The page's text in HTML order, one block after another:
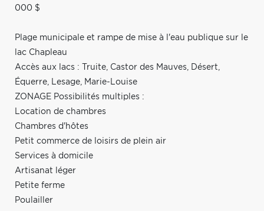
000 $
Plage municipale et rampe de mise à l'eau publique sur le
lac Chapleau
Accès aux lacs : Truite, Castor des Mauves, Désert,
Équerre, Lesage, Marie-Louise
ZONAGE Possibilités multiples :
Location de chambres
Chambres d'hôtes
Petit commerce de loisirs de plein air
Services à domicile
Artisanat léger
Petite ferme
Poulailler